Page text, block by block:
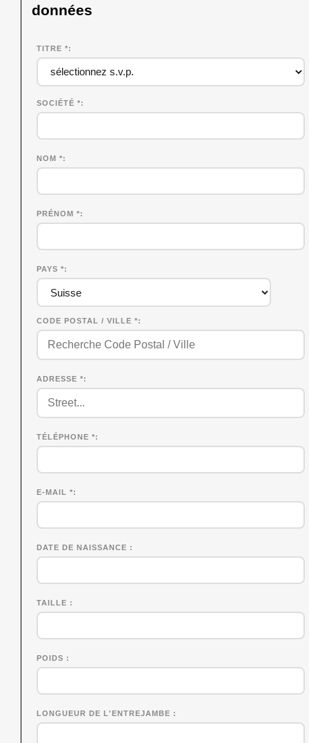
données
TITRE *
SOCIÉTÉ *
NOM *
PRÉNOM *
PAYS *
CODE POSTAL / VILLE *
ADRESSE *
TÉLÉPHONE *
E-MAIL *
DATE DE NAISSANCE
TAILLE
POIDS
LONGUEUR DE L'ENTREJAMBE